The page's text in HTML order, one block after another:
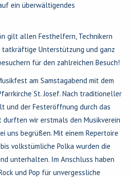
ein überwältigendes
gilt allen Festhelfern, Technikern
Unterstützung und ganz
für den zahlreichen Besuch!
am Samstagabend mit dem
St. Josef. Nach traditioneller
und der Festeröffnung durch das
wir erstmals den Musikverein
uns begrüßen. Mit einem Repertoire
volkstümliche Polka wurden die
unterhalten. Im Anschluss haben
und Pop für unvergessliche